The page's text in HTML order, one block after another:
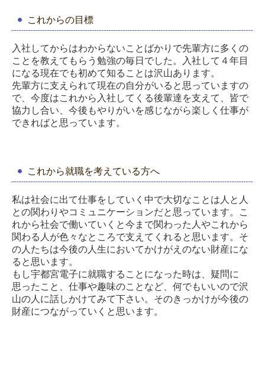
これからの目標
入社してからはわからないことばかりで先輩方に多くの
ことを教えてもらう勉強の毎日でした。入社して４年目
になる現在でも初めて知ることは沢山あります。
先輩方に支えられて現在の自分がいると思っていますの
で、今度はこれから入社してくる後輩達を支えて、皆で
協力し合い、今後もやりがいを感じながら楽しく仕事が
できればと思っています。
これから就職を考えている方へ
私は社会に出て仕事をしていく中で大切なことは人と人
との関わりやコミュニケーションだと思っています。こ
れから社会で働いていくと今まで関わった人やこれから
関わる人が色々なところで支えてくれると思います。そ
の人たちは今後の人生においてかけがえのない財産にな
ると思います。
もし宇都宮電子に就職することになった時は、疑問に
思ったこと、仕事や趣味のことなど、何でもいいので沢
山の人に話しかけてみて下さい。そのきっかけが今後の
財産につながっていくと思います。